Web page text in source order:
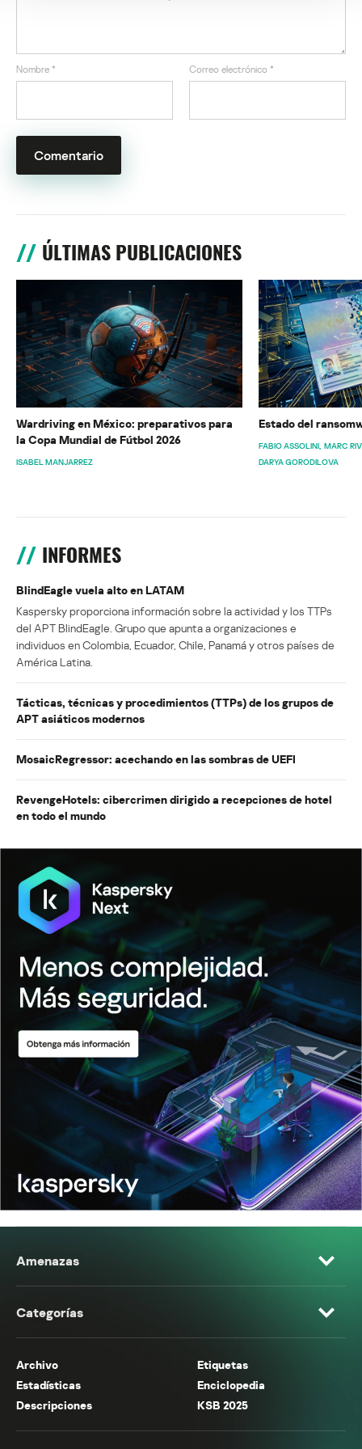
Nombre * Correo electrónico *
ÚLTIMAS PUBLICACIONES
Wardriving en México: preparativos para
la Copa Mundial de Fútbol 2026
ISABEL MANJARREZ
Estado del
FABIO ASSOLINI MARC
DARYA GORODILOVA
INFORMES
BlindEagle vuela alto en LATAM
Kaspersky proporciona información sobre la actividad y los TTPs
del APT BlindEagle. Grupo que apunta a organizaciones e
individuos en Colombia, Ecuador, Chile, Panamá y otros países de
América Latina.
Tácticas, técnicas y procedimientos (TTPs) de los grupos de
APT asiáticos modernos
MosaicRegressor: acechando en las sombras de UEFI
RevengeHotels: cibercrimen dirigido a recepciones de hotel
en todo el mundo
Amenazas
Categorías
Archivo
Etiquetas
Estadísticas
Enciclopedia
Descripciones
KSB 2025